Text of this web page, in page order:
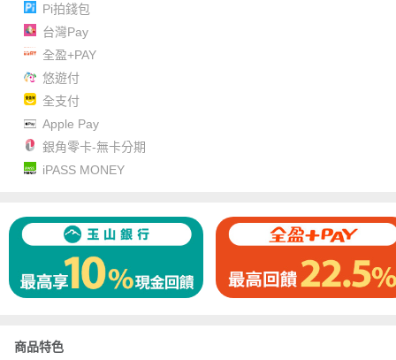
Pi拍錢包
台灣Pay
全盈+PAY
悠遊付
全支付
Apple Pay
銀角零卡-無卡分期
iPASS MONEY
商品特色